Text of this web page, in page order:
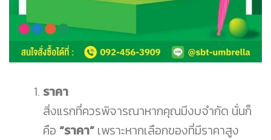
ราคา
สิ่งแรกที่ควรพิจารณาหากคุณมีงบจำกัด นั่นก็
คือ “ราคา” เพราะหากเลือกของที่มีราคาสูง